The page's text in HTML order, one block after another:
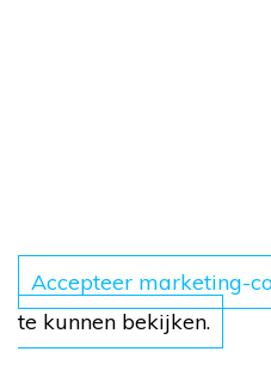
Accepteer marketing-
te kunnen bekijken.